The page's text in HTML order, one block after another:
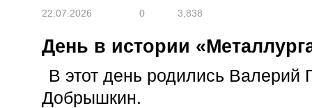
22.07.2026 0 3,838
День в истории
В этот день родились Валерий
Добрышкин.